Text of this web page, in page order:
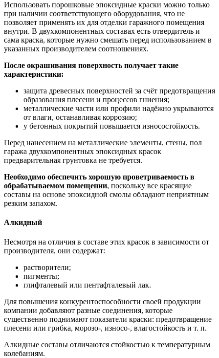
Использовать порошковые эпоксидные краски можно только
при наличии соответствующего оборудования, что не
позволяет применять их для отделки гаражного помещения
внутри. В двухкомпонентных составах есть отвердитель и
сама краска, которые нужно смешать перед использованием в
указанных производителем соотношениях.
После окрашивания поверхность получает такие
характеристики:
защита древесных поверхностей за счёт предотвращения
образования плесени и процессов гниения;
металлические части или профили надёжно укрываются
от влаги, останавливая коррозию;
у бетонных покрытий повышается износостойкость.
Перед нанесением на металлические элементы, стены, пол
гаража двухкомпонентных эпоксидных красок
предварительная грунтовка не требуется.
Необходимо обеспечить хорошую проветриваемость в
обрабатываемом помещении, поскольку все красящие
составы на основе эпоксидной смолы обладают неприятным
резким запахом.
Алкидный
Несмотря на отличия в составе этих красок в зависимости от
производителя, они содержат:
растворители;
пигменты;
глифталевый или пентафталевый лак.
Для повышения конкурентоспособности своей продукции
компании добавляют разные соединения, которые
существенно поднимают показатели краски: предотвращение
плесени или грибка, морозо-, износо-, влагостойкость и т. п.
Алкидные составы отличаются стойкостью к температурным
колебаниям.